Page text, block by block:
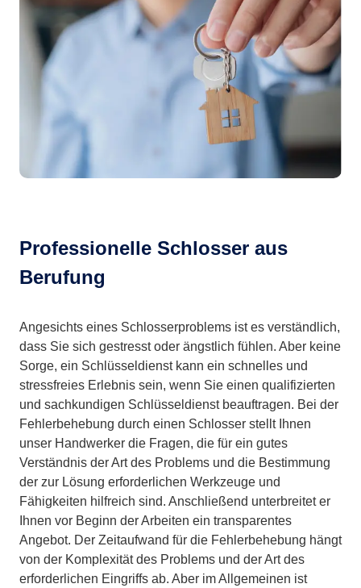
Professionelle Schlosser aus
Berufung
Angesichts eines Schlosserproblems ist es verständlich,
dass Sie sich gestresst oder ängstlich fühlen. Aber keine
Sorge, ein Schlüsseldienst kann ein schnelles und
stressfreies Erlebnis sein, wenn Sie einen qualifizierten
und sachkundigen Schlüsseldienst beauftragen. Bei der
Fehlerbehebung durch einen Schlosser stellt Ihnen
unser Handwerker die Fragen, die für ein gutes
Verständnis der Art des Problems und die Bestimmung
der zur Lösung erforderlichen Werkzeuge und
Fähigkeiten hilfreich sind. Anschließend unterbreitet er
Ihnen vor Beginn der Arbeiten ein transparentes
Angebot. Der Zeitaufwand für die Fehlerbehebung hängt
von der Komplexität des Problems und der Art des
erforderlichen Eingriffs ab. Aber im Allgemeinen ist